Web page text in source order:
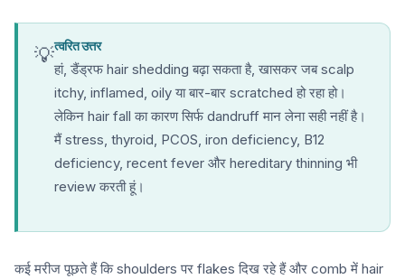
💡त्वरित उत्तर
हां, डैंड्रफ hair shedding बढ़ा सकता है, खासकर जब scalp
itchy, inflamed, oily या बार-बार scratched हो रहा हो।
लेकिन hair fall का कारण सिर्फ dandruff मान लेना सही नहीं है।
मैं stress, thyroid, PCOS, iron deficiency, B12
deficiency, recent fever और hereditary thinning भी
review करती हूं।
कई मरीज पूछते हैं कि shoulders पर flakes दिख रहे हैं और comb में hair